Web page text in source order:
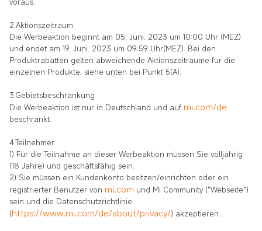
2.Aktionszeitraum
Die Werbeaktion beginnt am 05. Juni. 2023 um 10:00 Uhr (MEZ)
und endet am 19. Juni. 2023 um 09:59 Uhr(MEZ). Bei den
Produktrabatten gelten abweichende Aktionszeiträume für die
einzelnen Produkte, siehe unten bei Punkt 5(A).
3.Gebietsbeschränkung
Die Werbeaktion ist nur in Deutschland und auf mi.com/de
beschränkt.
4.Teilnehmer
1) Für die Teilnahme an dieser Werbeaktion müssen Sie volljährig
(18 Jahre) und geschäftsfähig sein.
2) Sie müssen ein Kundenkonto besitzen/einrichten oder ein
registrierter Benutzer von mi.com und Mi Community ("Webseite")
sein und die Datenschutzrichtlinie
(https://www.mi.com/de/about/privacy/) akzeptieren.